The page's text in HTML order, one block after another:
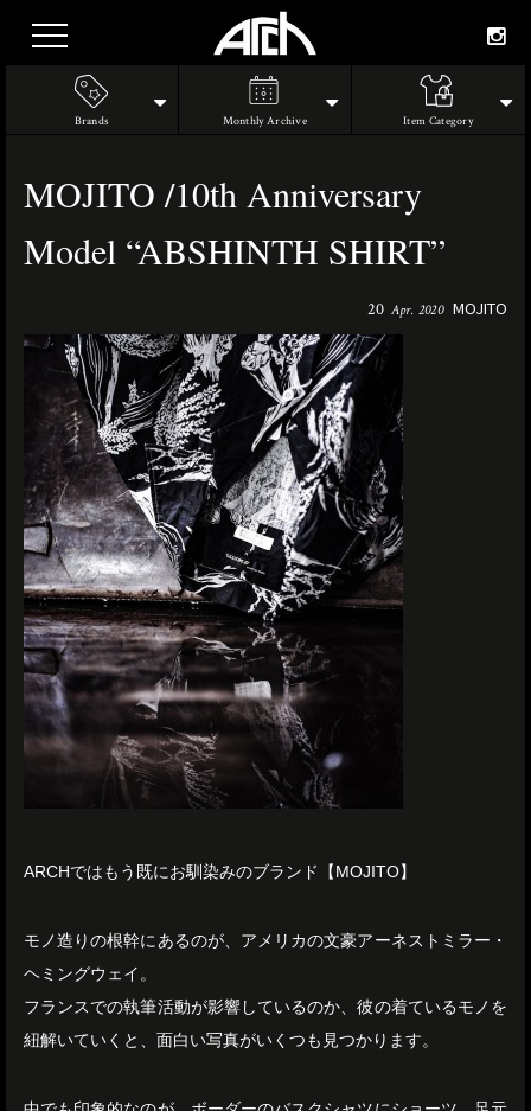
Brands Monthly Archive Item Category
MOJITO /10th Anniversary
Model “ABSHINTH SHIRT”
20 Apr. 2020 MOJITO
ARCHではもう既にお馴染みのブランド【MOJITO】
モノ造りの根幹にあるのが、アメリカの文豪アーネストミラー・
ヘミングウェイ。
フランスでの執筆活動が影響しているのか、彼の着ているモノを
紐解いていくと、面白い写真がいくつも見つかります。